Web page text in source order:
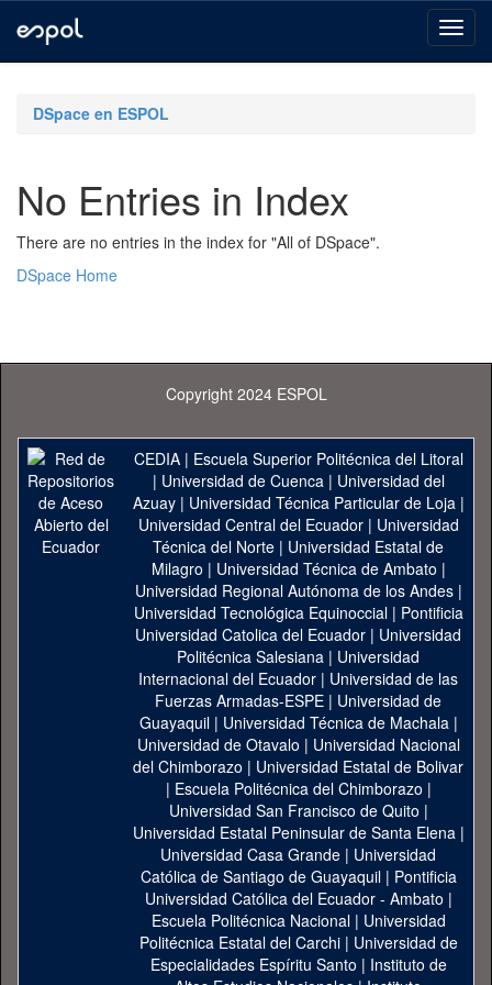
navigationDSpace en ESPOL
No Entries in Index
There are no entries in the index for "All of DSpace".
DSpace Home
Copyright 2024 ESPOL
CEDIA| Escuela Superior Politécnica del Litoral
| Universidad de Cuenca| Universidad del
Azuay| Universidad Técnica Particular de Loja|
Universidad Central del Ecuador| Universidad
Técnica del Norte | Universidad Estatal de
Milagro | Universidad Técnica de Ambato |
Universidad Regional Autónoma de los Andes|
Universidad Tecnológica Equinoccial| Pontificia
Universidad Catolica del Ecuador | Universidad
Politécnica Salesiana | Universidad
Internacional del Ecuador | Universidad de las
Fuerzas Armadas-ESPE | Universidad de
Guayaquil| Universidad Técnica de Machala|
Universidad de Otavalo | Universidad Nacional
del Chimborazo | Universidad Estatal de Bolivar
| Escuela Politécnica del Chimborazo |
Universidad San Francisco de Quito |
Universidad Estatal Peninsular de Santa Elena|
Universidad Casa Grande | Universidad
Católica de Santiago de Guayaquil| Pontificia
Universidad Católica del Ecuador - Ambato |
Escuela Politécnica Nacional| Universidad
Politécnica Estatal del Carchi| Universidad de
Especialidades Espíritu Santo | Instituto de